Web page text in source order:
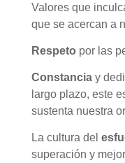
Valores que
que se acercan a
Respeto por las
Constanciay
largo plazo, este
sustenta nuestra
La cultura del
superación y